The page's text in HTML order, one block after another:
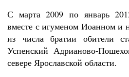
С марта 2009 по январь
вместе с игуменом Иоанном и
из числа братии обители
Успенский Адрианово-
севере Ярославской области.